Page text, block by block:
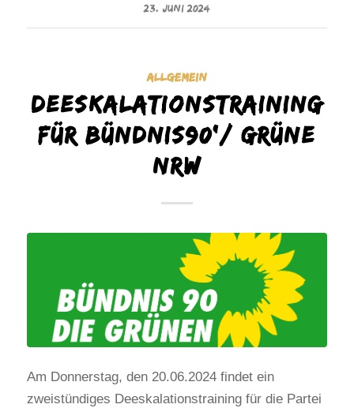
23. JUNI 2024
ALLGEMEIN
Deeskalationstraining
für Bündnis90’/ Grüne
NRW
Am Donnerstag, den 20.06.2024 findet ein
zweistündiges Deeskalationstraining für die Partei